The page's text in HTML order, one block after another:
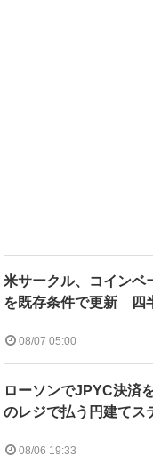
米サークル、コインベ
を既存条件で更新 四
08/07 05:00
ローソンでJPYC決済
のレジで払う円建てス
08/06 19:33